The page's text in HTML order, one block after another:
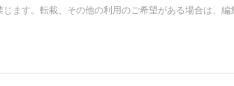
じます。転載、その他の利用のご希望がある場合は、編